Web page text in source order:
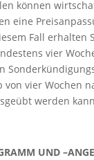
können
eine
Fall erhalten
vier
vier Wochen
werden
UND